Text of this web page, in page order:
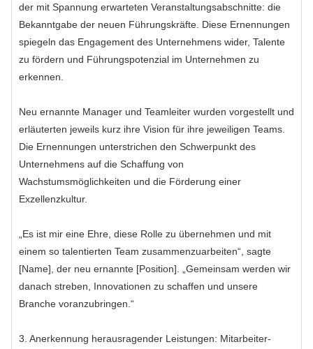
der mit Spannung erwarteten Veranstaltungsabschnitte: die
Bekanntgabe der neuen Führungskräfte. Diese Ernennungen
spiegeln das Engagement des Unternehmens wider, Talente
zu fördern und Führungspotenzial im Unternehmen zu
erkennen.
Neu ernannte Manager und Teamleiter wurden vorgestellt und
erläuterten jeweils kurz ihre Vision für ihre jeweiligen Teams.
Die Ernennungen unterstrichen den Schwerpunkt des
Unternehmens auf die Schaffung von
Wachstumsmöglichkeiten und die Förderung einer
Exzellenzkultur.
„Es ist mir eine Ehre, diese Rolle zu übernehmen und mit
einem so talentierten Team zusammenzuarbeiten“, sagte
[Name], der neu ernannte [Position]. „Gemeinsam werden wir
danach streben, Innovationen zu schaffen und unsere
Branche voranzubringen.“
3. Anerkennung herausragender Leistungen: Mitarbeiter-